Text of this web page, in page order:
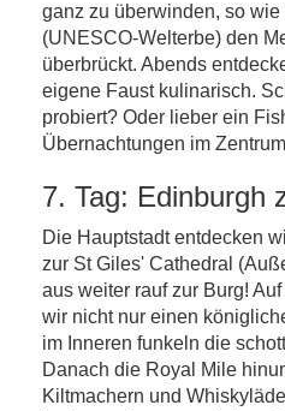
ganz zu überwinden, so
(UNESCO-Welterbe) den
überbrückt. Abends
eigene Faust kulinarisch.
probiert? Oder lieber ein
Übernachtungen im
7. Tag: Edinburgh
Die Hauptstadt entdecken
zur St Giles' Cathedral
aus weiter rauf zur Burg!
wir nicht nur einen
im Inneren funkeln die
Danach die Royal Mile
Kiltmachern und